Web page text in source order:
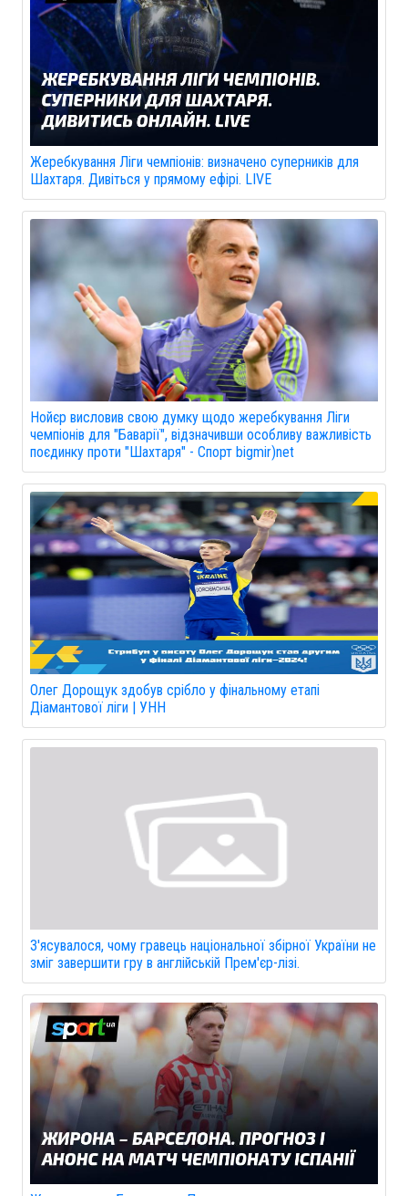
Жеребкування Ліги чемпіонів: визначено суперників для
Шахтаря. Дивіться у прямому ефірі. LIVE
Нойєр висловив свою думку щодо жеребкування Ліги
чемпіонів для "Баварії", відзначивши особливу важливість
поєдинку проти "Шахтаря" - Спорт bigmir)net
Олег Дорощук здобув срібло у фінальному етапі
Діамантової ліги | УНН
З'ясувалося, чому гравець національної збірної України не
зміг завершити гру в англійській Прем'єр-лізі.